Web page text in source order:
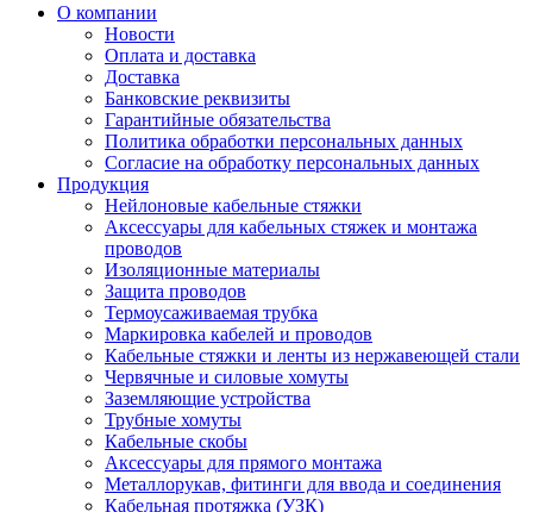
О компании
Новости
Оплата и доставка
Доставка
Банковские реквизиты
Гарантийные обязательства
Политика обработки персональных данных
Согласие на обработку персональных данных
Продукция
Нейлоновые кабельные стяжки
Аксессуары для кабельных стяжек и монтажа
проводов
Изоляционные материалы
Защита проводов
Термоусаживаемая трубка
Маркировка кабелей и проводов
Кабельные стяжки и ленты из нержавеющей стали
Червячные и силовые хомуты
Заземляющие устройства
Трубные хомуты
Кабельные скобы
Аксессуары для прямого монтажа
Металлорукав, фитинги для ввода и соединения
Кабельная протяжка (УЗК)